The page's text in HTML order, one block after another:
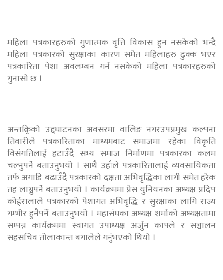
महिला पत्रकारहरुको गुणात्मक वृत्ति विकास हुन नसकेको भन्दै
महिला पत्रकारको सुरक्षाका कारण समेत महिलाहरु ढुक्क भएर
पत्रकारिता पेशा अवलम्बन गर्न नसकेको महिला पत्रकारहरुको
गुनासो छ ।
अन्तक्र्रिको उद्दघाटनका अवसरमा वालिङ नगरउपप्रमुख कल्पना
तिवारीले पत्रकारिताका माध्यमबाट समाजमा रहेका विकृति
विसंगतिलाई हटाउँदै सभ्य समाज निर्माणमा पत्रकारका कलम
चल्नुपर्ने बताउनुभयो । साथै उहाँले पत्रकारितालाई व्यवसायिकता
तर्फ अगाडि बढाउँदै पत्रकारको दक्षता अभिवृद्धिका लागी समेत हरेक
तह लाग्नुपर्ने बताउनुभयो । कार्यक्रममा प्रेस युनियनका अध्यक्ष प्रदिप
कोईरालाले पत्रकारको पेशागत अभिवृद्धि र सुरक्षाका लागि राज्य
गम्भीर हुनैपर्ने बताउनुभयो । महासंघका अध्यक्ष शर्माको अध्यक्षतामा
सम्पन्न कार्यक्रममा स्वागत उपाध्यक्ष अर्जुन काफ्ले र सञ्चालन
सहसचिव तोलाकान्त बगालेले गर्नुभएको थियो ।